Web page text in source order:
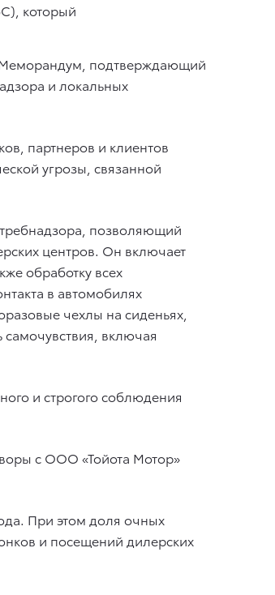
который
Меморандум, подтверждающий
и локальных
партнеров и клиентов
угрозы, связанной
позволяющий
центров. Он включает
обработку всех
в автомобилях
чехлы на сиденьях,
включая
и строгого соблюдения
с ООО «Тойота Мотор»
При этом доля очных
и посещений дилерских